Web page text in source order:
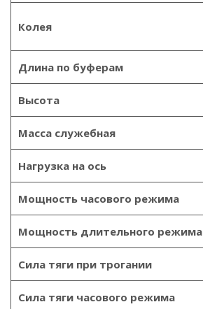
Колея
Длина по буферам
Высота
Масса служебная
Нагрузка на ось
Мощность часового режима
Мощность длительного режима
Сила тяги при трогании
Сила тяги часового режима